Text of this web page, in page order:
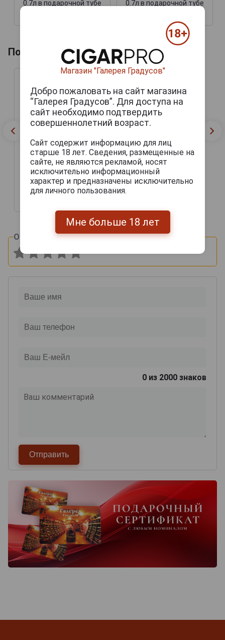
0.7л в подарочной тубе
0.7л в подарочной тубе
Похожие напитки по году производства
Chabot 1980 years
Арманьяк Шабо 1980г
0.7л в подарочной тубе
Оцените и напишите отзыв:
0 из 2000 знаков
Магазин "Галерея Градусов"
Добро пожаловать на сайт магазина
“Галерея Градусов”. Для доступа на
сайт необходимо подтвердить
совершеннолетний возраст.
Сайт содержит информацию для лиц
старше 18 лет. Сведения, размещенные на
сайте, не являются рекламой, носят
исключительно информационный
характер и предназначены исключительно
для личного пользования.
Мне больше 18 лет